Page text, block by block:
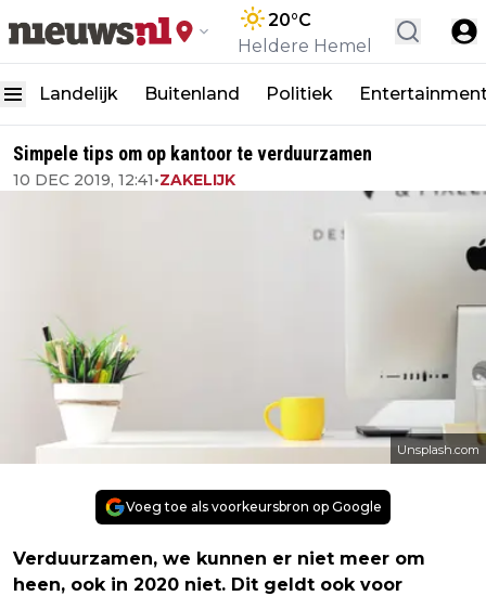
20°C
Heldere Hemel
Landelijk Buitenland Politiek
Simpele tips om op kantoor te verduurzamen
10 DEC 2019, 12:41•ZAKELIJK
Unsplash.com
Voeg toe als voorkeursbron op Google
Verduurzamen, we kunnen er niet meer om
heen, ook in 2020 niet. Dit geldt ook voor